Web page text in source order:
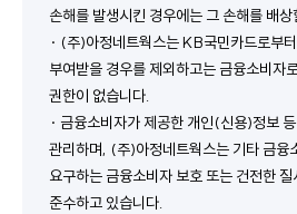
손해를 발생시킨 경우에는 그 손해를 배
· (주)아정네트웍스는 KB국민카드로부
부여받을 경우를 제외하고는 금융소비자
권한이 없습니다.
· 금융소비자가 제공한 개인(신용)정보
관리하며, (주)아정네트웍스는 기타 금융
요구하는 금융소비자 보호 또는 건전한
준수하고 있습니다.